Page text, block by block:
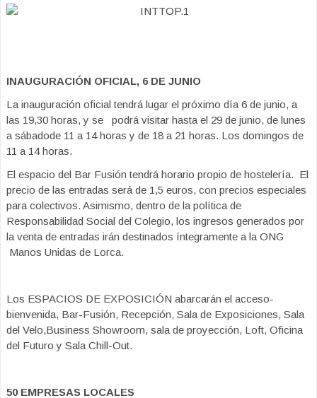
INAUGURACIÓN OFICIAL, 6 DE JUNIO
La inauguración oficial tendrá lugar el próximo día 6 de junio, a
las 19,30 horas, y se podrá visitar hasta el 29 de junio, de lunes
a sábadode 11 a 14 horas y de 18 a 21 horas. Los domingos de
11 a 14 horas.
El espacio del Bar Fusión tendrá horario propio de hostelería. El
precio de las entradas será de 1,5 euros, con precios especiales
para colectivos. Asimismo, dentro de la política de
Responsabilidad Social del Colegio, los ingresos generados por
la venta de entradas irán destinados íntegramente a la ONG
Manos Unidas de Lorca.
Los ESPACIOS DE EXPOSICIÓN abarcarán el acceso-
bienvenida, Bar-Fusión, Recepción, Sala de Exposiciones, Sala
del Velo,Business Showroom, sala de proyección, Loft, Oficina
del Futuro y Sala Chill-Out.
50 EMPRESAS LOCALES